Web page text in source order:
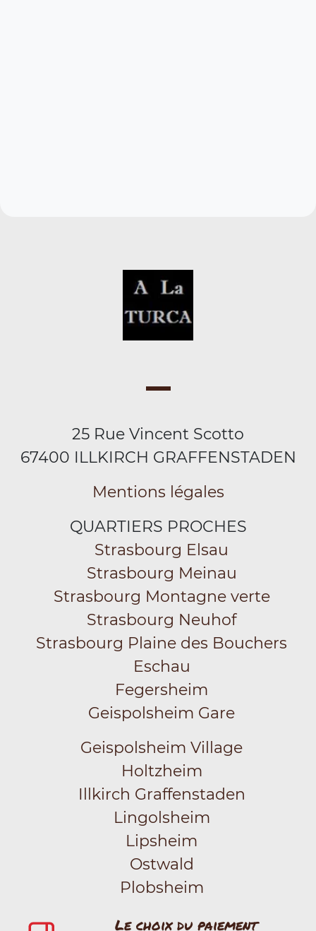
25 Rue Vincent Scotto
67400 ILLKIRCH GRAFFENSTADEN
Mentions légales
QUARTIERS PROCHES
Strasbourg Elsau
Strasbourg Meinau
Strasbourg Montagne verte
Strasbourg Neuhof
Strasbourg Plaine des Bouchers
Eschau
Fegersheim
Geispolsheim Gare
Geispolsheim Village
Holtzheim
Illkirch Graffenstaden
Lingolsheim
Lipsheim
Ostwald
Plobsheim
Le choix du paiement